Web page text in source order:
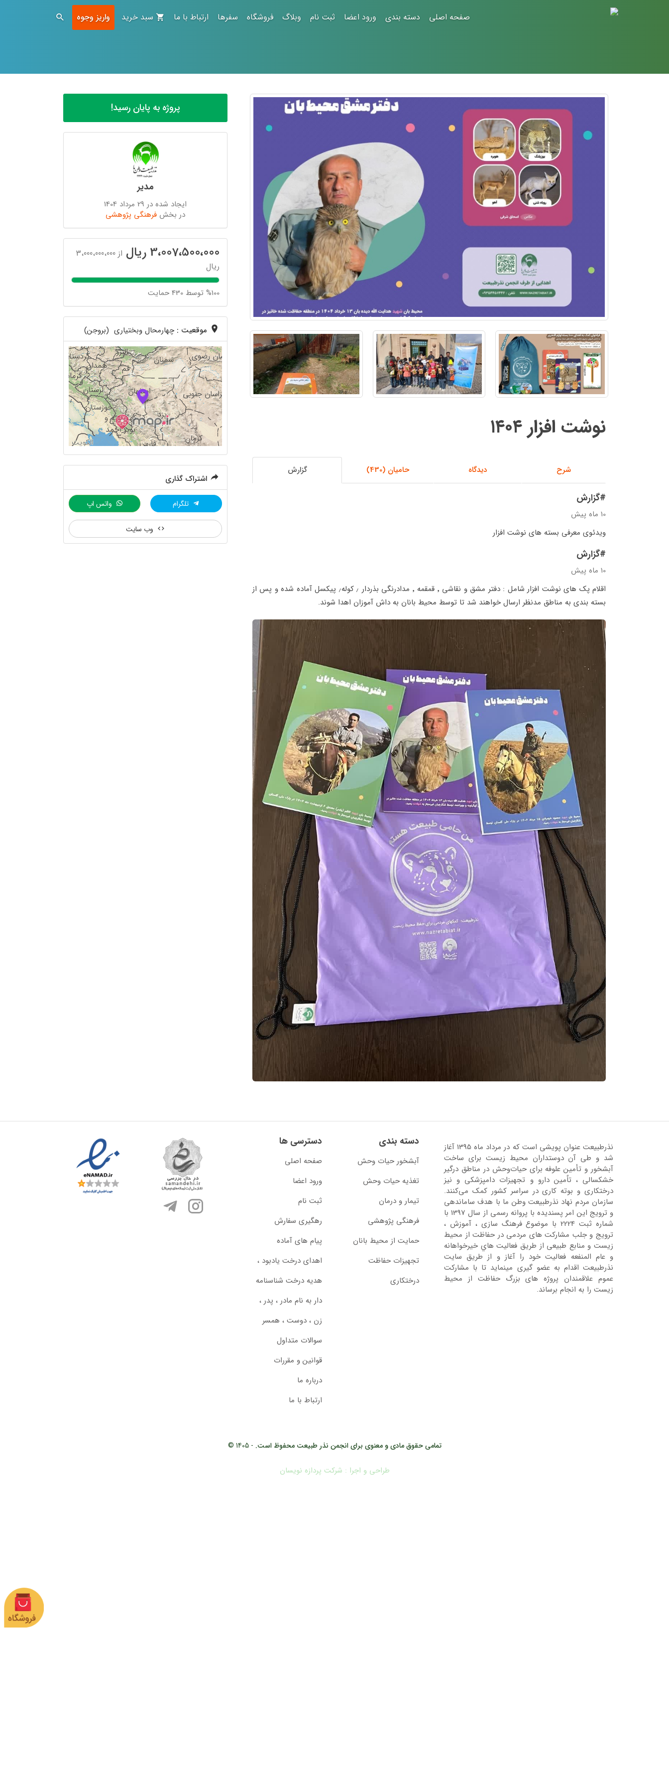
صفحه اصلی دسته بندی ورود اعضا ثبت نام وبلاگ فروشگاه سفرها ارتباط با ما سبد خرید واریز وجوه
نوشت افزار ۱۴۰۴
شرح دیدگاه حامیان (430) گزارش
#گزارش
10 ماه پیش
ویدئوی معرفی بسته های نوشت افزار
#گزارش
10 ماه پیش
اقلام پک های نوشت افزار شامل : دفتر مشق و نقاشی ٬ قمقمه ٬ مدادرنگی بذردار ٫ کوله٫ پیکسل آماده شده و پس از
بسته بندی به مناطق مدنظر ارسال خواهند شد تا توسط محیط بانان به داش آموزان اهدا شوند.
پروژه به پایان رسید!
مدیر
ایجاد شده در 29 مرداد 1404
در بخش فرهنگی پژوهشی
3،007،500،000 ریال
از 3،000،000،000
ریال
%100 توسط 430 حمایت
موقعیت : چهارمحال وبختیاری (بروجن)
اشتراک گذاری
تلگرام واتس اپ
وب سایت
نذرطبیعت عنوان پویشی است که در مرداد ماه 1395 آغاز
شد و طی آن دوستداران محیط زیست برای ساخت
آبشخور و تأمین علوفه برای حیات‌وحش در مناطق درگیر
خشکسالی ، تاٌمین دارو و تجهیزات دامپزشکی و نیز
درختکاری و بوته کاری در سراسر کشور کمک می‌کنند.
سازمان مردم نهاد نذرطبیعت وطن ما با هدف ساماندهی
و ترویج این امر پسندیده با پروانه رسمی از سال 1397 با
شماره ثبت 2224 با موضوع فرهنگ سازی ، آموزش ،
ترویج و جلب مشارکت های مردمی در حفاظت از محیط
زیست و منابع طبیعی از طریق فعالیت هاي خیرخواهانه
و عام المنفعه فعالیت خود را آغاز و از طریق سایت
نذرطبیعت اقدام به عضو گیری مینماید تا با مشارکت
عموم علاقمندان پروژه های بزرگ حفاظت از محیط
زیست را به انجام برساند.
دسته بندی
آبشخور حیات وحش
تغذیه حیات وحش
تیمار و درمان
فرهنگی پژوهشی
حمایت از محیط بانان
تجهیزات حفاظت
درختکاری
دسترسی ها
صفحه اصلی
ورود اعضا
ثبت نام
رهگیری سفارش
پیام های آماده
اهدای درخت یادبود ،‌
هدیه درخت شناسنامه
دار به نام مادر ، پدر ،
زن ، دوست ، همسر
سوالات متداول
قوانین و مقررات
درباره ما
ارتباط با ما
تمامی حقوق مادی و معنوی برای انجمن نذر طبیعت محفوظ است. - 1405 ©
طراحی و اجرا : شرکت پردازه نویسان